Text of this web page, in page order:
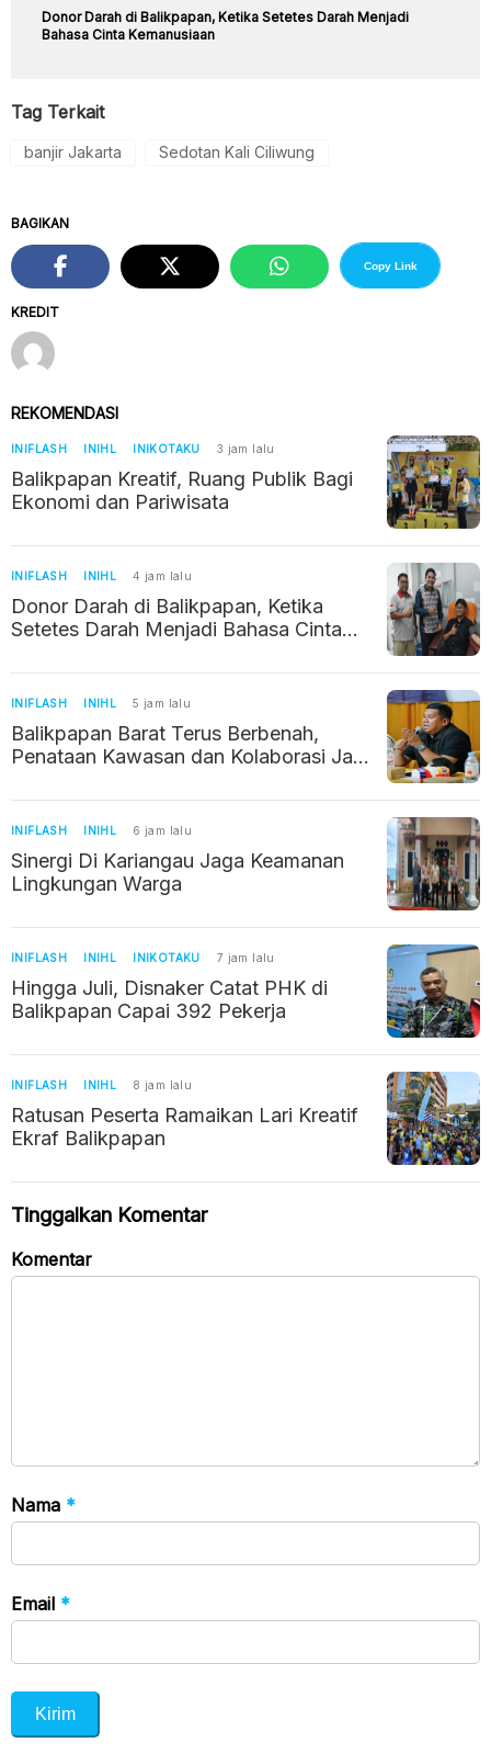
Donor Darah di Balikpapan, Ketika Setetes Darah Menjadi
Bahasa Cinta Kemanusiaan
Tag Terkait
banjir Jakarta Sedotan Kali Ciliwung
KREDIT
BAGIKAN
Copy Link
REKOMENDASI
INIFLASH INIHL INIKOTAKU 3 jam lalu
Balikpapan Kreatif, Ruang Publik Bagi
Ekonomi dan Pariwisata
INIFLASH INIHL 4 jam lalu
Donor Darah di Balikpapan, Ketika
Setetes Darah Menjadi Bahasa Cinta
INIFLASH INIHL 5 jam lalu
Balikpapan Barat Terus Berbenah,
Penataan Kawasan dan Kolaborasi Jadi
INIFLASH INIHL 6 jam lalu
Sinergi Di Kariangau Jaga Keamanan
Lingkungan Warga
INIFLASH INIHL INIKOTAKU 7 jam lalu
Hingga Juli, Disnaker Catat PHK di
Balikpapan Capai 392 Pekerja
INIFLASH INIHL 8 jam lalu
Ratusan Peserta Ramaikan Lari Kreatif
Ekraf Balikpapan
Tinggalkan Komentar
Komentar
Nama *
Email *